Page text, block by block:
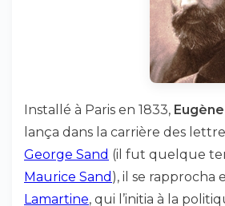
Installé à Paris en 1833,
lança dans la carrière des
George Sand (il fut quelque
Maurice Sand ), il se rapprocha
Lamartine, qui l’initia à la